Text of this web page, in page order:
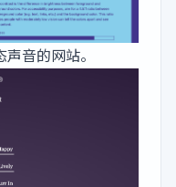
音的网站。